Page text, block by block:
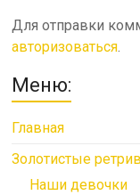
Для отправки
авторизоваться.
Меню:
Главная
Золотистые
Наши девочки